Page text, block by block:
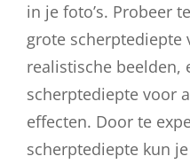
in je foto’s. Probeer
grote scherptediepte
realistische beelden,
scherptediepte voor
effecten. Door te
scherptediepte kun